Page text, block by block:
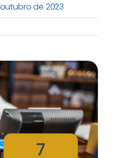
de 2023
7